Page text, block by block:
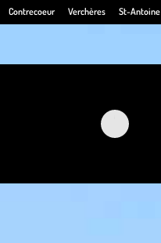
Contrecoeur Verchères St-Antoine